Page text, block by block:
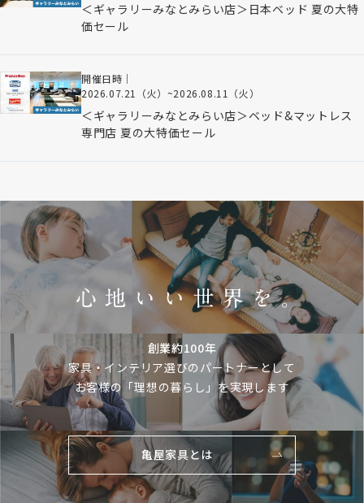
＜ギャラリーみなとみらい店＞日本ベッド 夏の大特
価セール
開催日時｜
2026.07.21（火） ~2026.08.11（火）
＜ギャラリーみなとみらい店＞ベッド&マットレス
専門店 夏の大特価セール
創業約100年
家具・インテリア選びのパートナーとして
お客様の「理想の暮らし」を実現します
亀屋家具とは